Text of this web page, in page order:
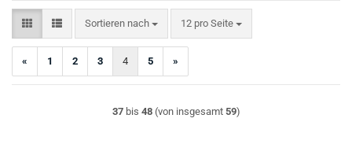
Sortieren nach
Sortieren nach 12 pro Seite
pro Seite
« 1 2 3 4 5 »
37bis 48(von insgesamt 59)